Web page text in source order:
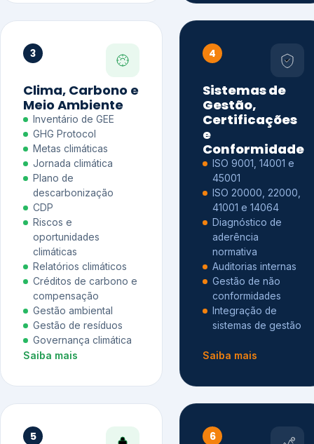
3
Clima, Carbono e
Meio Ambiente
Inventário de GEE
GHG Protocol
Metas climáticas
Jornada climática
Plano de
descarbonização
CDP
Riscos e
oportunidades
climáticas
Relatórios climáticos
Créditos de carbono e
compensação
Gestão ambiental
Gestão de resíduos
Governança climática
Saiba mais
4
Sistemas de
Gestão,
Certificações
e
Conformidade
ISO 9001, 14001 e
45001
ISO 20000, 22000,
41001 e 14064
Diagnóstico de
aderência
normativa
Auditorias internas
Gestão de não
conformidades
Integração de
sistemas de gestão
Saiba mais
5 6